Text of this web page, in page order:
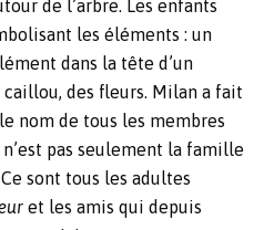
de l’arbre. Les enfants
les éléments : un
dans la tête d’un
des fleurs. Milan a fait
nom de tous les membres
n’est pas seulement la famille
sont tous les adultes
et les amis qui depuis